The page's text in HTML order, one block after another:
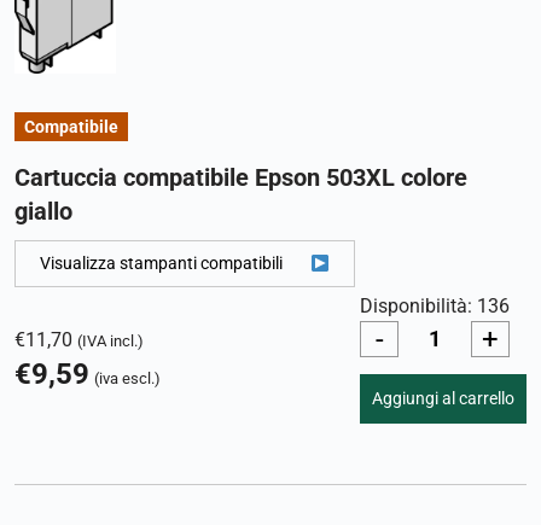
Compatibile
Cartuccia compatibile Epson 503XL colore
giallo
Visualizza stampanti compatibili
€11,70 (IVA incl.)
€9,59 (iva escl.)
Disponibilità: 136
- +
Aggiungi al carrello